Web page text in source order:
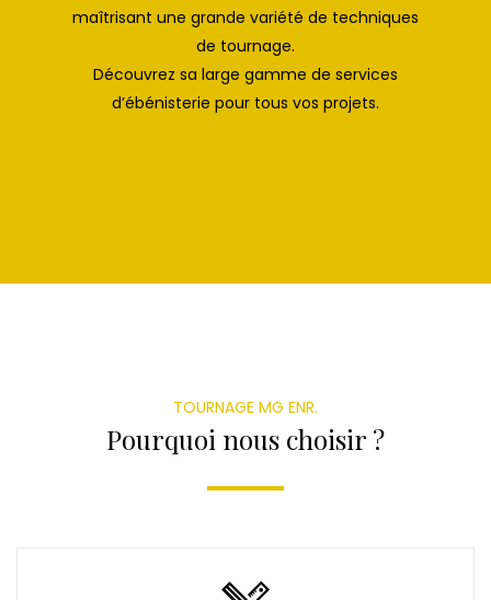
maîtrisant une grande variété de techniques
de tournage.
Découvrez sa large gamme de services
d’ébénisterie pour tous vos projets.
TOURNAGE MG ENR.
Pourquoi nous choisir ?